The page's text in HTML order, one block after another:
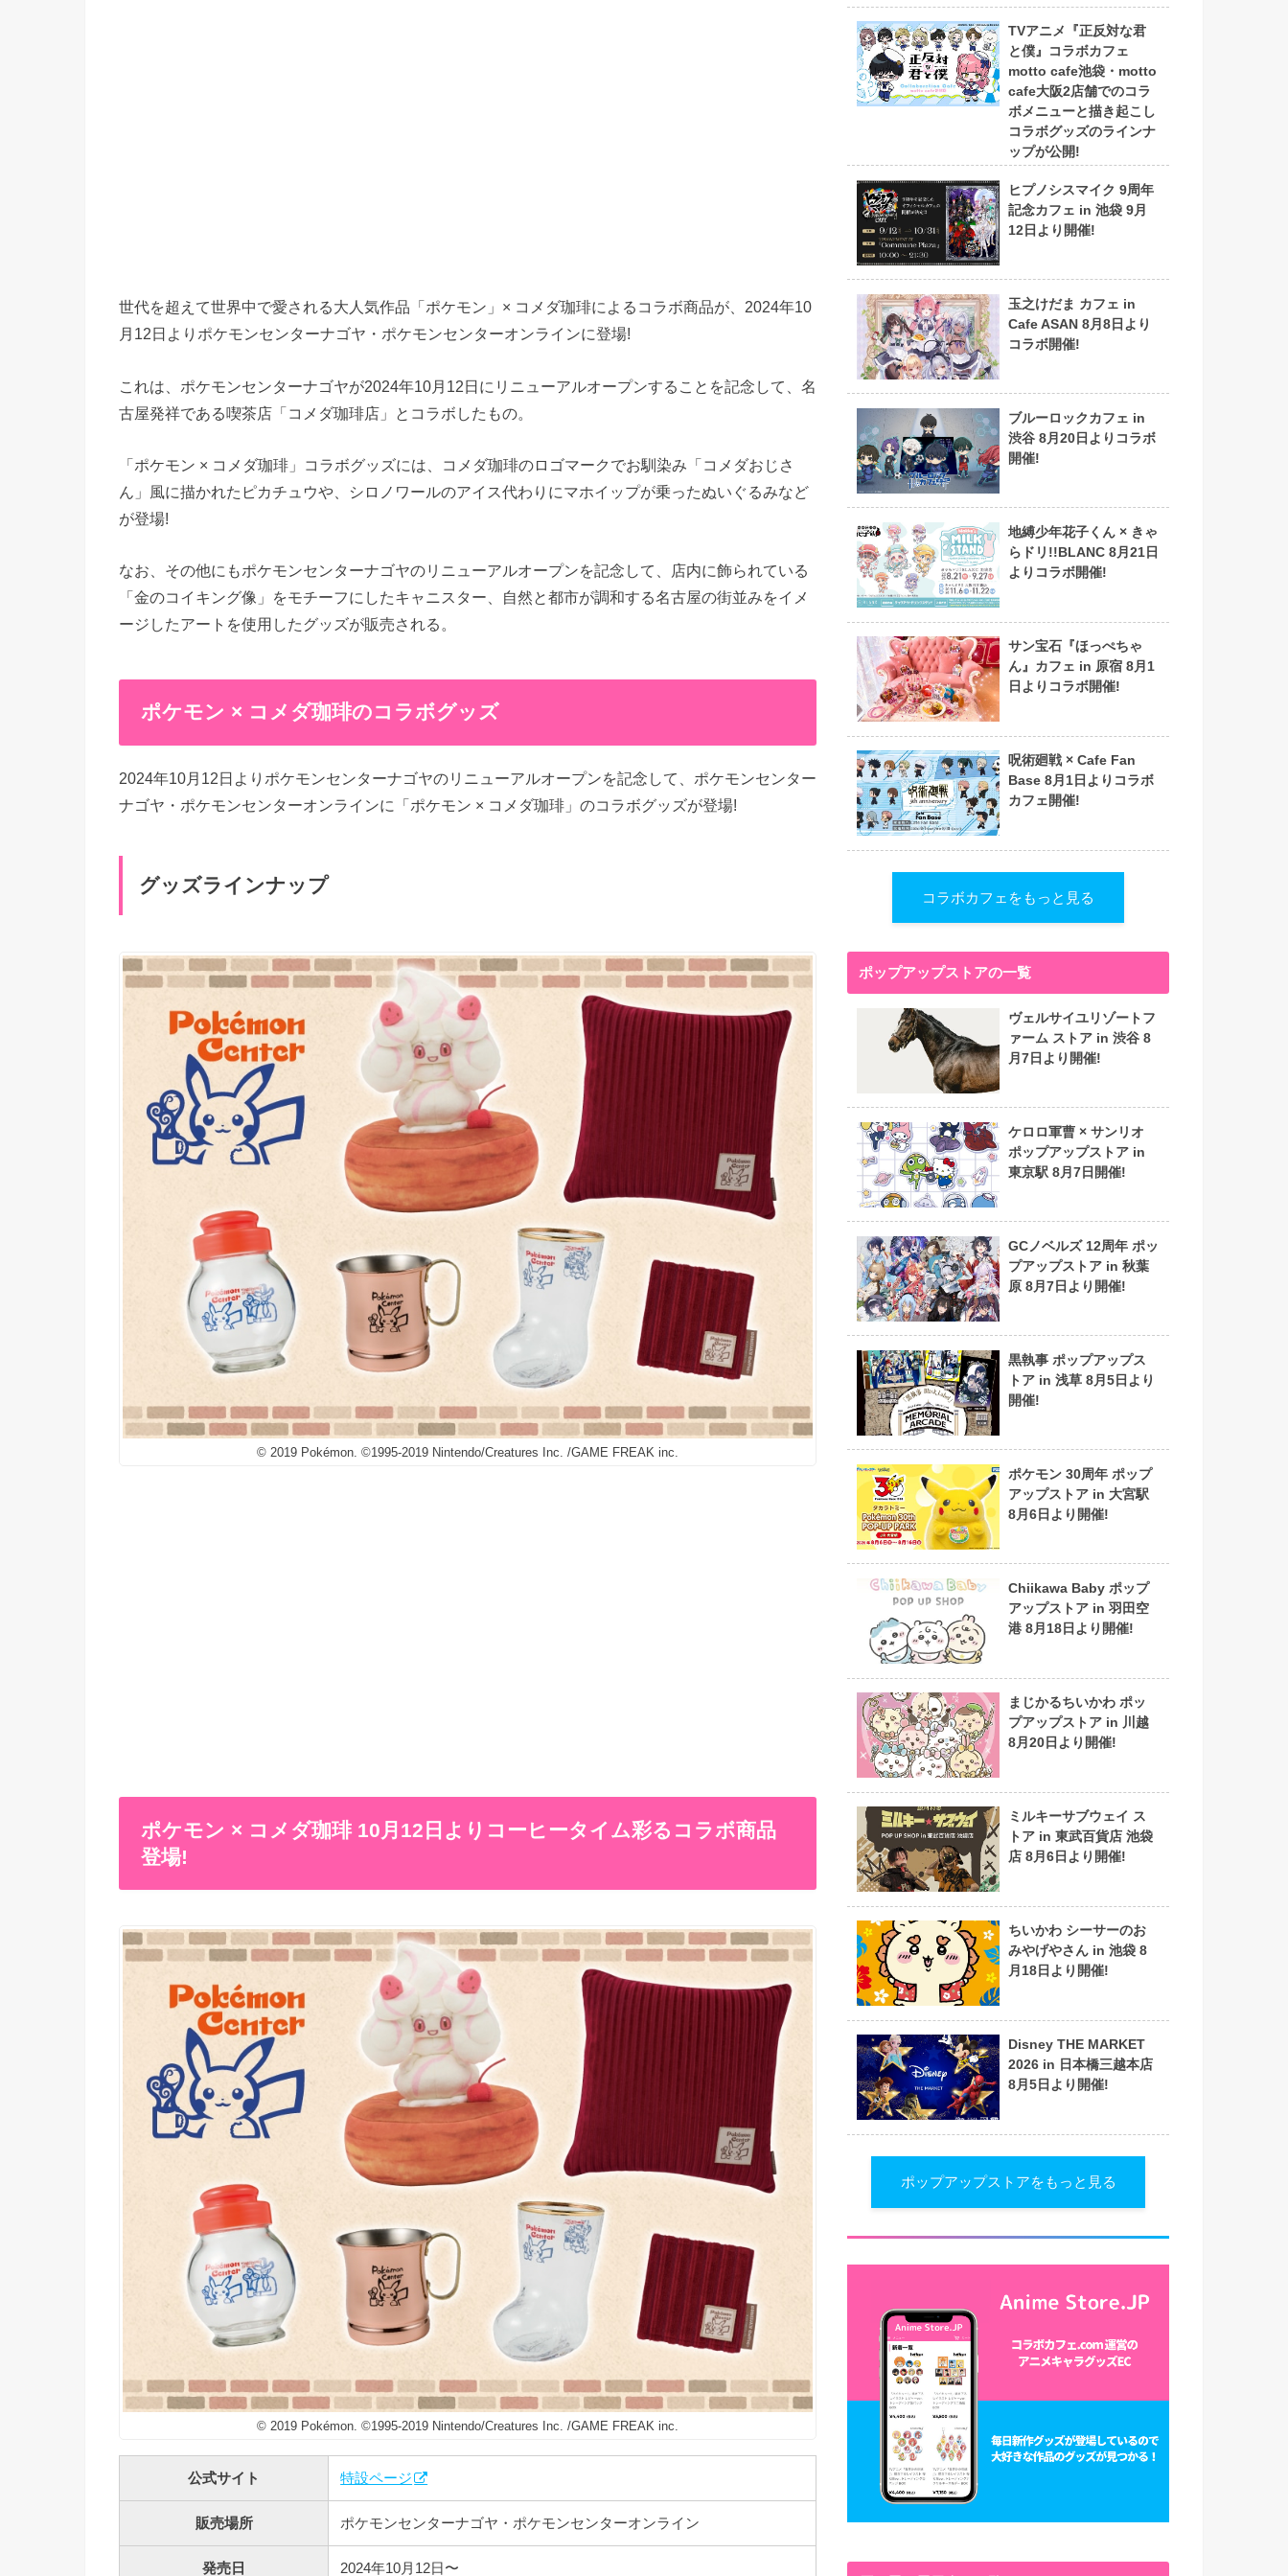
世代を超えて世界中で愛される大人気作品「ポケモン」× コメダ珈琲によるコラボ商品が、2024年10
月12日よりポケモンセンターナゴヤ・ポケモンセンターオンラインに登場!
これは、ポケモンセンターナゴヤが2024年10月12日にリニューアルオープンすることを記念して、名
古屋発祥である喫茶店「コメダ珈琲店」とコラボしたもの。
「ポケモン × コメダ珈琲」コラボグッズには、コメダ珈琲のロゴマークでお馴染み「コメダおじさ
ん」風に描かれたピカチュウや、シロノワールのアイス代わりにマホイップが乗ったぬいぐるみなど
が登場!
なお、その他にもポケモンセンターナゴヤのリニューアルオープンを記念して、店内に飾られている
「金のコイキング像」をモチーフにしたキャニスター、自然と都市が調和する名古屋の街並みをイメ
ージしたアートを使用したグッズが販売される。
ポケモン × コメダ珈琲のコラボグッズ
2024年10月12日よりポケモンセンターナゴヤのリニューアルオープンを記念して、ポケモンセンター
ナゴヤ・ポケモンセンターオンラインに「ポケモン × コメダ珈琲」のコラボグッズが登場!
グッズラインナップ
© 2019 Pokémon. ©1995-2019 Nintendo/Creatures Inc. /GAME FREAK inc.
ポケモン × コメダ珈琲 10月12日よりコーヒータイム彩るコラボ商品
登場!
© 2019 Pokémon. ©1995-2019 Nintendo/Creatures Inc. /GAME FREAK inc.
公式サイト 特設ページ
販売場所 ポケモンセンターナゴヤ・ポケモンセンターオンライン
発売日 2024年10月12日〜
TVアニメ『正反対な君
と僕』コラボカフェ
motto cafe池袋・motto
cafe大阪2店舗でのコラ
ボメニューと描き起こし
コラボグッズのラインナ
ップが公開!
ヒプノシスマイク 9周年
記念カフェ in 池袋 9月
12日より開催!
玉之けだま カフェ in
Cafe ASAN 8月8日より
コラボ開催!
ブルーロックカフェ in
渋谷 8月20日よりコラボ
開催!
地縛少年花子くん × きゃ
らドリ!!BLANC 8月21日
よりコラボ開催!
サン宝石『ほっぺちゃ
ん』カフェ in 原宿 8月1
日よりコラボ開催!
呪術廻戦 × Cafe Fan
Base 8月1日よりコラボ
カフェ開催!
コラボカフェをもっと見る
ポップアップストアの一覧
ヴェルサイユリゾートフ
ァーム ストア in 渋谷 8
月7日より開催!
ケロロ軍曹 × サンリオ
ポップアップストア in
東京駅 8月7日開催!
GCノベルズ 12周年 ポッ
プアップストア in 秋葉
原 8月7日より開催!
黒執事 ポップアップス
トア in 浅草 8月5日より
開催!
ポケモン 30周年 ポップ
アップストア in 大宮駅
8月6日より開催!
Chiikawa Baby ポップ
アップストア in 羽田空
港 8月18日より開催!
まじかるちいかわ ポッ
プアップストア in 川越
8月20日より開催!
ミルキーサブウェイ ス
トア in 東武百貨店 池袋
店 8月6日より開催!
ちいかわ シーサーのお
みやげやさん in 池袋 8
月18日より開催!
Disney THE MARKET
2026 in 日本橋三越本店
8月5日より開催!
ポップアップストアをもっと見る